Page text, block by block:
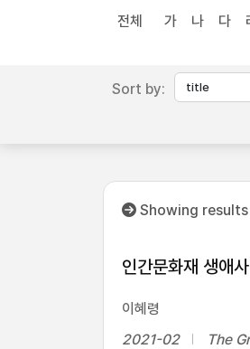
전체 가 나 다
Sort by:
Showing
인간문화재 생애
이혜령
2021-02
The